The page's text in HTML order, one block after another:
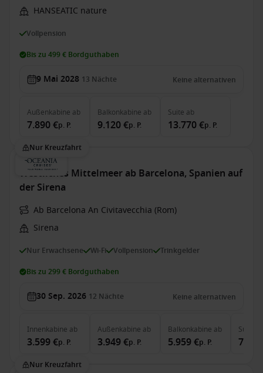
HANSEATIC nature
Vollpension
Bis zu 499 € Bordguthaben
9 Mai 2028 13 Nächte Keine alternativen
Außenkabine ab
7.890 €p. P.
Balkonkabine ab
9.120 €p. P.
Suite ab
13.770 €p. P.
Nur Kreuzfahrt
Westliches Mittelmeer ab Barcelona, Spanien auf
der Sirena
Ab Barcelona An Civitavecchia (Rom)
Sirena
Nur Erwachsene Wi-Fi Vollpension Trinkgelder
Bis zu 299 € Bordguthaben
30 Sep. 2026 12 Nächte Keine alternativen
Innenkabine ab
3.599 €p. P.
Außenkabine ab
3.949 €p. P.
Balkonkabine ab
5.959 €p. P.
Suite
Nur Kreuzfahrt